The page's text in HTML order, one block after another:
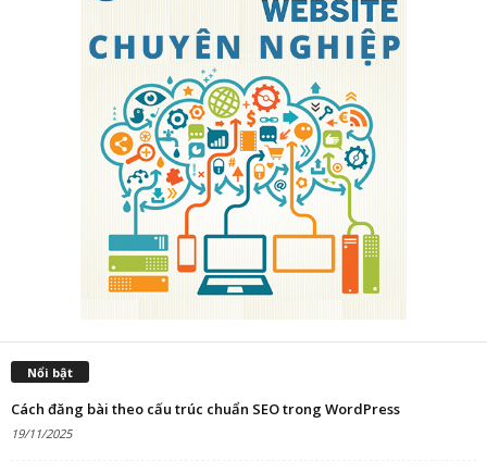
Nổi bật
Cách đăng bài theo cấu trúc chuẩn SEO trong WordPress
19/11/2025